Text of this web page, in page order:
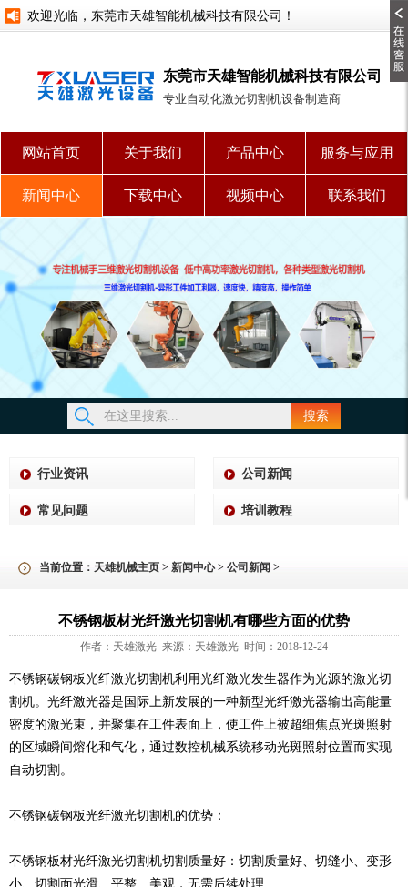
欢迎光临，东莞市天雄智能机械科技有限公司！
东莞市天雄智能机械科技有限公司
专业自动化激光切割机设备制造商
网站首页 关于我们 产品中心 服务与应用
新闻中心 下载中心 视频中心 联系我们
搜索
行业资讯 公司新闻
常见问题 培训教程
当前位置： 天雄机械主页 > 新闻中心> 公司新闻 >
不锈钢板材光纤激光切割机有哪些方面的优势
作者：天雄激光 来源：天雄激光 时间：2018-12-24
不锈钢碳钢板光纤激光切割机利用光纤激光发生器作为光源的激光切
割机。光纤激光器是国际上新发展的一种新型光纤激光器输出高能量
密度的激光束，并聚集在工件表面上，使工件上被超细焦点光斑照射
的区域瞬间熔化和气化，通过数控机械系统移动光斑照射位置而实现
自动切割。
不锈钢碳钢板光纤激光切割机的优势：
不锈钢板材光纤激光切割机切割质量好：切割质量好、切缝小、变形
小、切割面光滑、平整、美观，无需后续处理